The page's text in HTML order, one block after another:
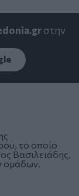
στην
το οποίο
Βασιλειάδης,
ομάδων.